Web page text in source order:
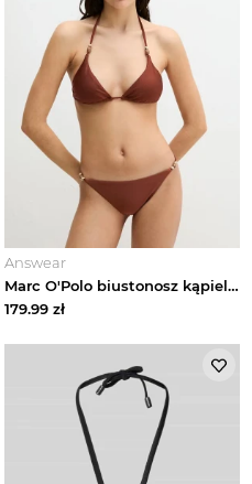
Answear
Marc O'Polo biustonosz kąpielowy damski brązowy
179.99 zł